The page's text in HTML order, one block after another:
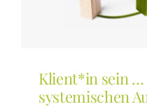
SEMINARE / KURSE
Klient*in sein …
systemischen